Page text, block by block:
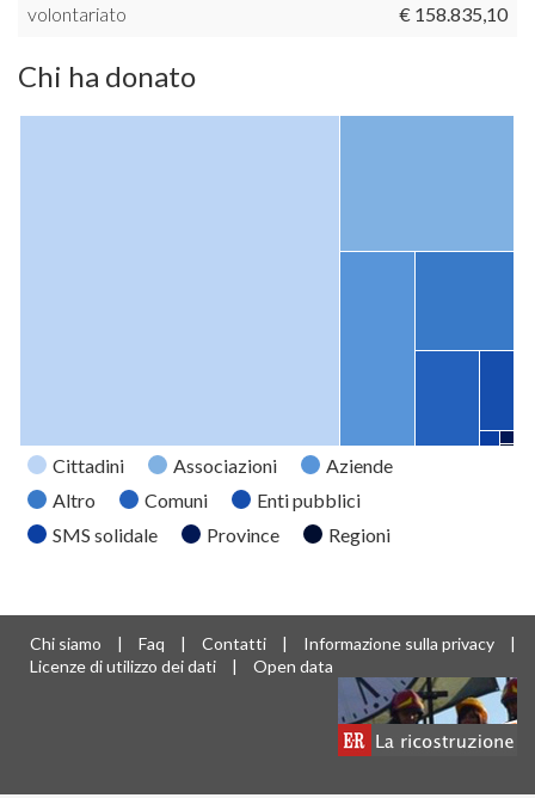
volontariato
€ 158.835,10
Chi ha donato
Cittadini Associazioni
Aziende
Altro
Comuni
Enti pubblici
SMS solidale
Province Regioni
Cittadini
12009
Associazioni
2706
Aziende
1668
Chi siamo | Faq | Contatti | Informazione sulla privacy
|
Licenze di utilizzo dei dati
| Open data